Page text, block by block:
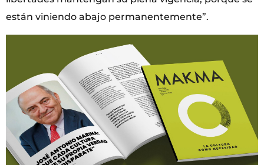
están viniendo abajo permanentemente”.